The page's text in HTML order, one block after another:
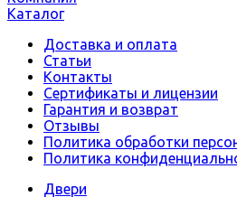
Каталог
Доставка и оплата
Статьи
Контакты
Сертификаты и лицензии
Гарантия и возврат
Отзывы
Политика обработки
Политика
Двери